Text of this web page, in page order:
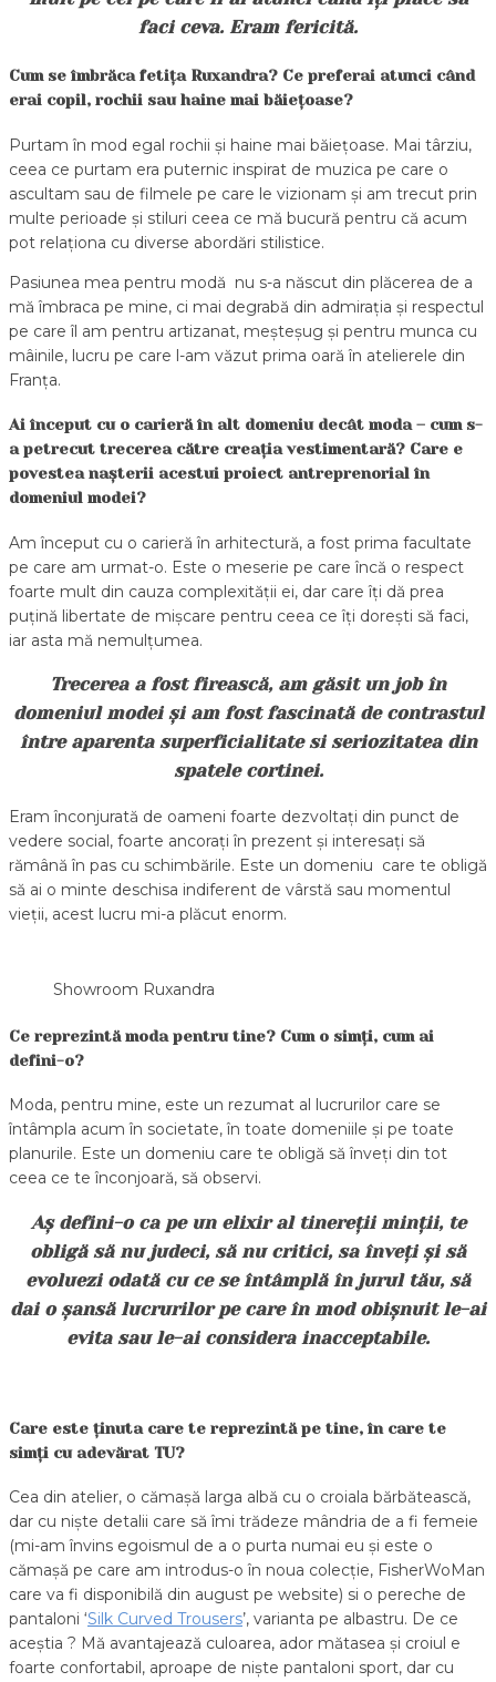
faci ceva. Eram fericită.
Cum se îmbrăca fetița Ruxandra? Ce preferai atunci când
erai copil, rochii sau haine mai băiețoase?
Purtam în mod egal rochii și haine mai băiețoase. Mai târziu,
ceea ce purtam era puternic inspirat de muzica pe care o
ascultam sau de filmele pe care le vizionam și am trecut prin
multe perioade și stiluri ceea ce mă bucură pentru că acum
pot relaționa cu diverse abordări stilistice.
Pasiunea mea pentru modă nu s-a născut din plăcerea de a
mă îmbraca pe mine, ci mai degrabă din admirația și respectul
pe care îl am pentru artizanat, meșteșug și pentru munca cu
mâinile, lucru pe care l-am văzut prima oară în atelierele din
Franța.
Ai început cu o carieră în alt domeniu decât moda – cum s-
a petrecut trecerea către creația vestimentară? Care e
povestea nașterii acestui proiect antreprenorial în
domeniul modei?
Am început cu o carieră în arhitectură, a fost prima facultate
pe care am urmat-o. Este o meserie pe care încă o respect
foarte mult din cauza complexității ei, dar care îți dă prea
puțină libertate de mișcare pentru ceea ce îți dorești să faci,
iar asta mă nemulțumea.
Trecerea a fost firească, am găsit un job în
domeniul modei și am fost fascinată de contrastul
între aparenta superficialitate si seriozitatea din
spatele cortinei.
Eram înconjurată de oameni foarte dezvoltați din punct de
vedere social, foarte ancorați în prezent și interesați să
rămână în pas cu schimbările. Este un domeniu care te obligă
să ai o minte deschisa indiferent de vârstă sau momentul
vieții, acest lucru mi-a plăcut enorm.
Showroom Ruxandra
Ce reprezintă moda pentru tine? Cum o simți, cum ai
defini-o?
Moda, pentru mine, este un rezumat al lucrurilor care se
întâmpla acum în societate, în toate domeniile și pe toate
planurile. Este un domeniu care te obligă să înveți din tot
ceea ce te înconjoară, să observi.
Aș defini-o ca pe un elixir al tinereții minții, te
obligă să nu judeci, să nu critici, sa înveți și să
evoluezi odată cu ce se întâmplă în jurul tău, să
dai o șansă lucrurilor pe care în mod obișnuit le-ai
evita sau le-ai considera inacceptabile.
Care este ținuta care te reprezintă pe tine, în care te
simți cu adevărat TU?
Cea din atelier, o cămașă larga albă cu o croiala bărbătească,
dar cu niște detalii care să îmi trădeze mândria de a fi femeie
(mi-am învins egoismul de a o purta numai eu și este o
cămașă pe care am introdus-o în noua colecție, FisherWoMan
care va fi disponibilă din august pe website) si o pereche de
pantaloni ‘Silk Curved Trousers’, varianta pe albastru. De ce
aceștia ? Mă avantajează culoarea, ador mătasea și croiul e
foarte confortabil, aproape de niște pantaloni sport, dar cu